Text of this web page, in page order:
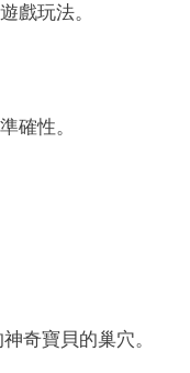
戲玩法。
確性。
奇寶貝的巢穴。